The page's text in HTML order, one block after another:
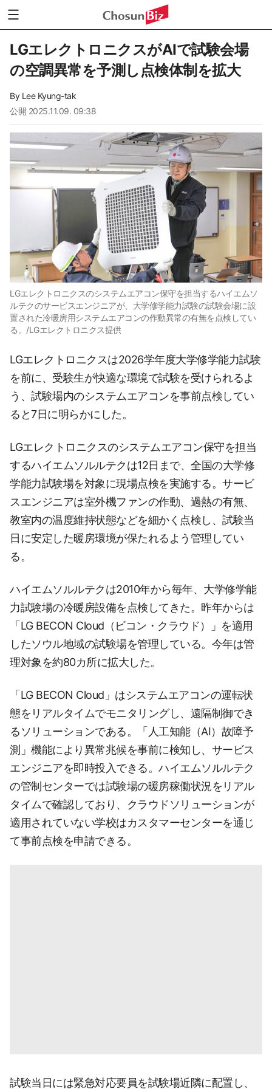
LGエレクトロニクスがAIで試験会場
の空調異常を予測し点検体制を拡大
By Lee Kyung-tak
公開 2025.11.09. 09:38
LGエレクトロニクスのシステムエアコン保守を担当するハイエムソ
ルテクのサービスエンジニアが、大学修学能力試験の試験会場に設
置された冷暖房用システムエアコンの作動異常の有無を点検してい
る。/LGエレクトロニクス提供
LGエレクトロニクスは2026学年度大学修学能力試験
を前に、受験生が快適な環境で試験を受けられるよ
う、試験場内のシステムエアコンを事前点検してい
ると7日に明らかにした。
LGエレクトロニクスのシステムエアコン保守を担当
するハイエムソルルテクは12日まで、全国の大学修
学能力試験場を対象に現場点検を実施する。サービ
スエンジニアは室外機ファンの作動、過熱の有無、
教室内の温度維持状態などを細かく点検し、試験当
日に安定した暖房環境が保たれるよう管理してい
る。
ハイエムソルルテクは2010年から毎年、大学修学能
力試験場の冷暖房設備を点検してきた。昨年からは
「LG BECON Cloud（ビコン・クラウド）」を適用
したソウル地域の試験場を管理している。今年は管
理対象を約80カ所に拡大した。
「LG BECON Cloud」はシステムエアコンの運転状
態をリアルタイムでモニタリングし、遠隔制御でき
るソリューションである。「人工知能（AI）故障予
測」機能により異常兆候を事前に検知し、サービス
エンジニアを即時投入できる。ハイエムソルルテク
の管制センターでは試験場の暖房稼働状況をリアル
タイムで確認しており、クラウドソリューションが
適用されていない学校はカスタマーセンターを通じ
て事前点検を申請できる。
試験当日には緊急対応要員を試験場近隣に配置し、